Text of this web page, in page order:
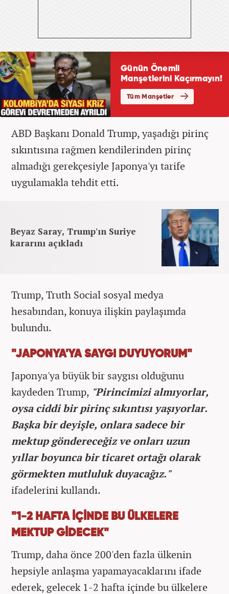
ABD Başkanı Donald Trump, yaşadığı pirinç
sıkıntısına rağmen kendilerinden pirinç
almadığı gerekçesiyle Japonya'yı tarife
uygulamakla tehdit etti.
Beyaz Saray, Trump'ın Suriye
kararını açıkladı
Trump, Truth Social sosyal medya
hesabından, konuya ilişkin paylaşımda
bulundu.
"JAPONYA'YA SAYGI DUYUYORUM"
Japonya'ya büyük bir saygısı olduğunu
kaydeden Trump, "Pirincimizi almıyorlar,
oysa ciddi bir pirinç sıkıntısı yaşıyorlar.
Başka bir deyişle, onlara sadece bir
mektup göndereceğiz ve onları uzun
yıllar boyunca bir ticaret ortağı olarak
görmekten mutluluk duyacağız."
ifadelerini kullandı.
"1-2 HAFTA İÇİNDE BU ÜLKELERE
MEKTUP GİDECEK"
Trump, daha önce 200'den fazla ülkenin
hepsiyle anlaşma yapamayacaklarını ifade
ederek, gelecek 1-2 hafta içinde bu ülkelere